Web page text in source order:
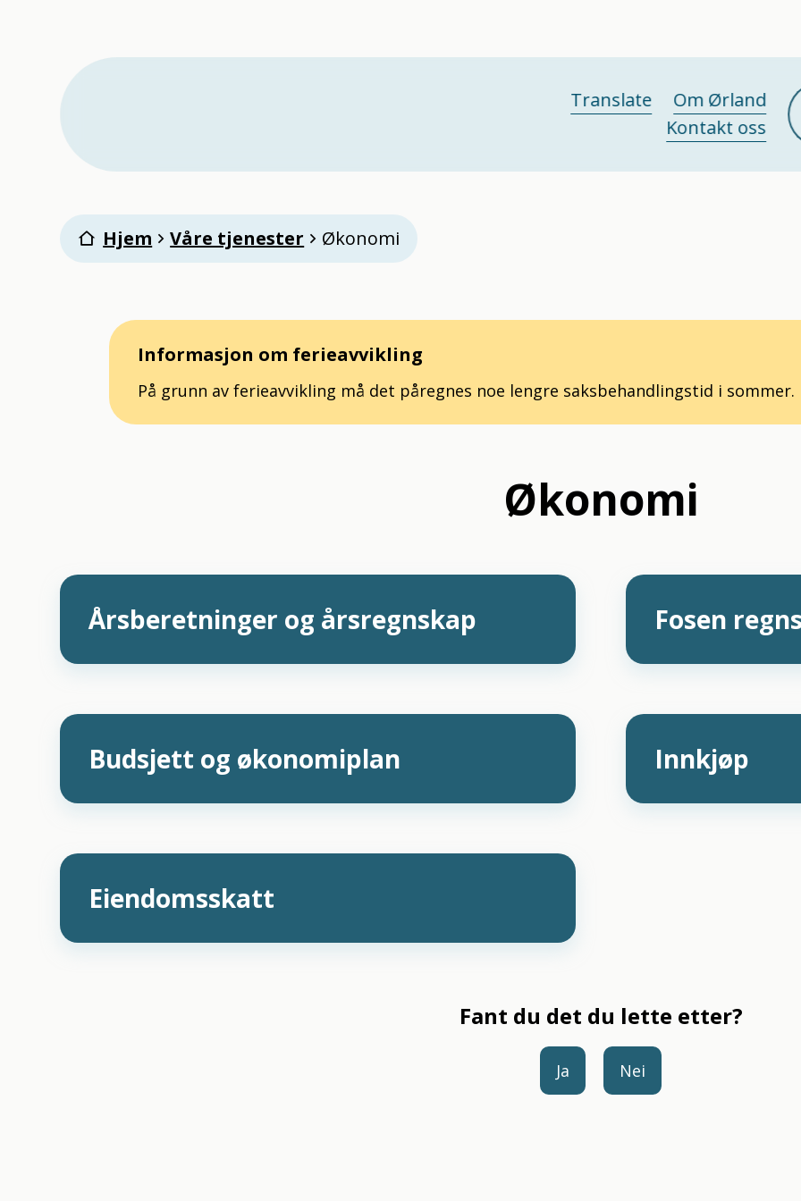
Translate
Om Ørland
Kontakt oss
Du er her:
Hjem Våre tjenester Økonomi
Informasjon om ferieavvikling
På grunn av ferieavvikling må det påregnes noe lengre saksbehandlingstid i sommer.
Økonomi
Årsberetninger og årsregnskap Fosen
Budsjett og økonomiplan Innkjøp
Eiendomsskatt
Fant du det du lette etter?
Ja Nei